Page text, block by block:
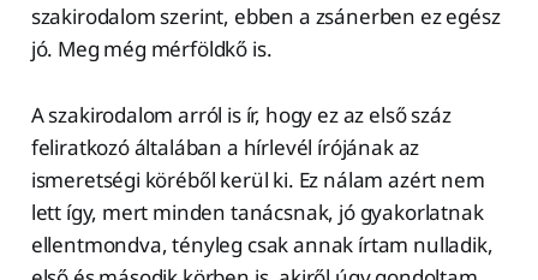
szakirodalom szerint, ebben a zsánerben ez egész
jó. Meg még mérföldkő is.
A szakirodalom arról is ír, hogy ez az első száz
feliratkozó általában a hírlevél írójának az
ismeretségi köréből kerül ki. Ez nálam azért nem
lett így, mert minden tanácsnak, jó gyakorlatnak
ellentmondva, tényleg csak annak írtam nulladik,